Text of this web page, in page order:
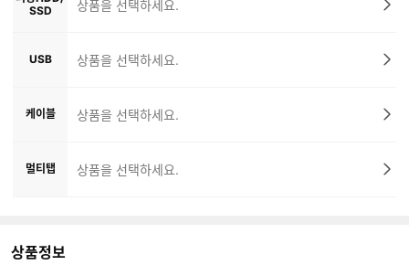
SSD
상품을 선택하세요.
USB 상품을 선택하세요.
케이블 상품을 선택하세요.
멀티탭 상품을 선택하세요.
상품정보